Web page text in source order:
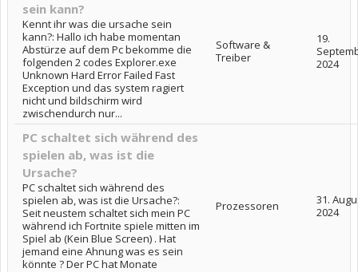
sein kann?
Kennt ihr was die ursache sein
kann?: Hallo ich habe momentan
Abstürze auf dem Pc bekomme die
folgenden 2 codes Explorer.exe
Unknown Hard Error Failed Fast
Exception und das system ragiert
nicht und bildschirm wird
zwischendurch nur...
Software &
Treiber
19.
2024
PC schaltet sich während des
spielen ab, was ist die
Ursache?
PC schaltet sich während des
spielen ab, was ist die Ursache?:
Seit neustem schaltet sich mein PC
während ich Fortnite spiele mitten im
Spiel ab (Kein Blue Screen) . Hat
jemand eine Ahnung was es sein
könnte ? Der PC hat Monate
Prozessoren
31.
2024